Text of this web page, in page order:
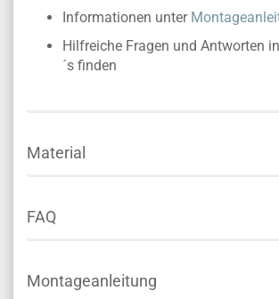
Informationen unter
Hilfreiche Fragen und Antworten
´s finden
Material
FAQ
Montageanleitung